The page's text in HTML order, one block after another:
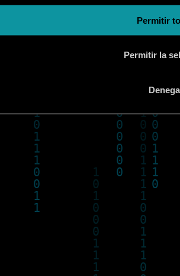
Permitir
Permitir la